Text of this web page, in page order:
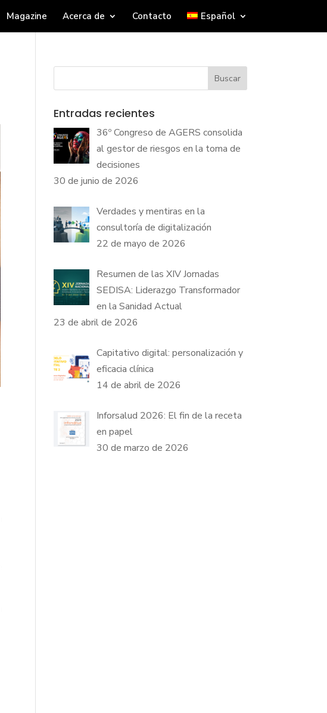
Magazine Acerca de Contacto Español
Buscar
Entradas recientes
36º Congreso de AGERS consolida
al gestor de riesgos en la toma de
decisiones
30 de junio de 2026
Verdades y mentiras en la
consultoría de digitalización
22 de mayo de 2026
Resumen de las XIV Jornadas
SEDISA: Liderazgo Transformador
en la Sanidad Actual
23 de abril de 2026
Capitativo digital: personalización y
eficacia clínica
14 de abril de 2026
Inforsalud 2026: El fin de la receta
en papel
30 de marzo de 2026